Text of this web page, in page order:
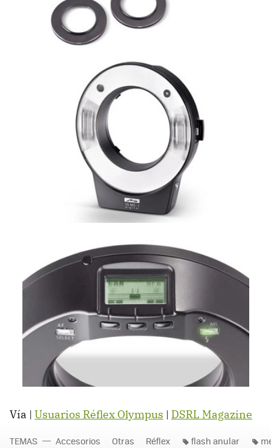
Vía | Usuarios Réflex Olympus | DSRL Magazine
TEMAS Accesorios Otras Réflex flash anular